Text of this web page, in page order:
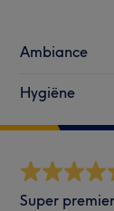
Ambiance
Hygiëne
Super